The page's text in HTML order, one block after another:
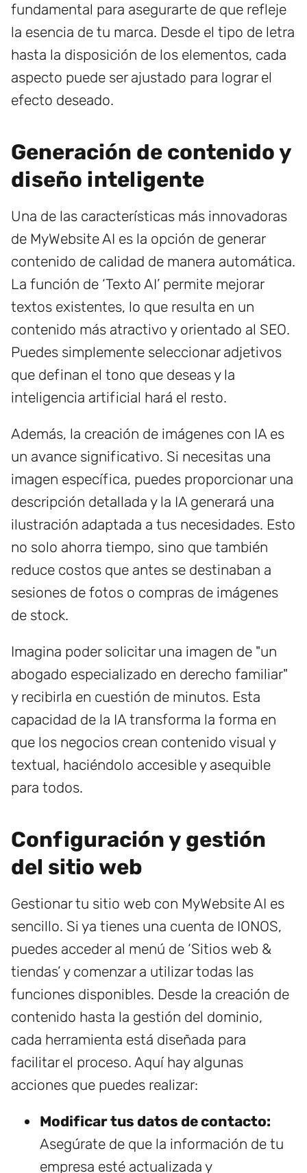
fundamental para asegurarte de que refleje
la esencia de tu marca. Desde el tipo de letra
hasta la disposición de los elementos, cada
aspecto puede ser ajustado para lograr el
efecto deseado.
Generación de contenido y
diseño inteligente
Una de las características más innovadoras
de MyWebsite AI es la opción de generar
contenido de calidad de manera automática.
La función de ‘Texto AI’ permite mejorar
textos existentes, lo que resulta en un
contenido más atractivo y orientado al SEO.
Puedes simplemente seleccionar adjetivos
que definan el tono que deseas y la
inteligencia artificial hará el resto.
Además, la creación de imágenes con IA es
un avance significativo. Si necesitas una
imagen específica, puedes proporcionar una
descripción detallada y la IA generará una
ilustración adaptada a tus necesidades. Esto
no solo ahorra tiempo, sino que también
reduce costos que antes se destinaban a
sesiones de fotos o compras de imágenes
de stock.
Imagina poder solicitar una imagen de "un
abogado especializado en derecho familiar"
y recibirla en cuestión de minutos. Esta
capacidad de la IA transforma la forma en
que los negocios crean contenido visual y
textual, haciéndolo accesible y asequible
para todos.
Configuración y gestión
del sitio web
Gestionar tu sitio web con MyWebsite AI es
sencillo. Si ya tienes una cuenta de IONOS,
puedes acceder al menú de ‘Sitios web &
tiendas’ y comenzar a utilizar todas las
funciones disponibles. Desde la creación de
contenido hasta la gestión del dominio,
cada herramienta está diseñada para
facilitar el proceso. Aquí hay algunas
acciones que puedes realizar:
Modificar tus datos de contacto:
Asegúrate de que la información de tu
empresa esté actualizada y